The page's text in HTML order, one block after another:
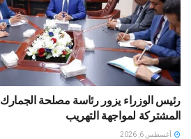
رئيس الوزراء يزور رئاسة مصلحة
المشتركة لمواجهة التهريب
أغسطس 6, 2026